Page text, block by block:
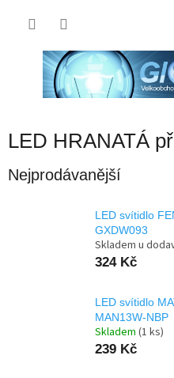
LED HRANATÁ
Nejprodávanější
LED svítidlo
GXDW093
Skladem u
324 Kč
LED svítidlo
MAN13W-NBP
Skladem (1 ks)
239 Kč